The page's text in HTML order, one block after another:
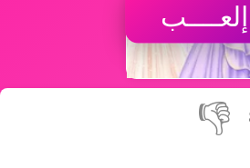
إلعــــب
👎